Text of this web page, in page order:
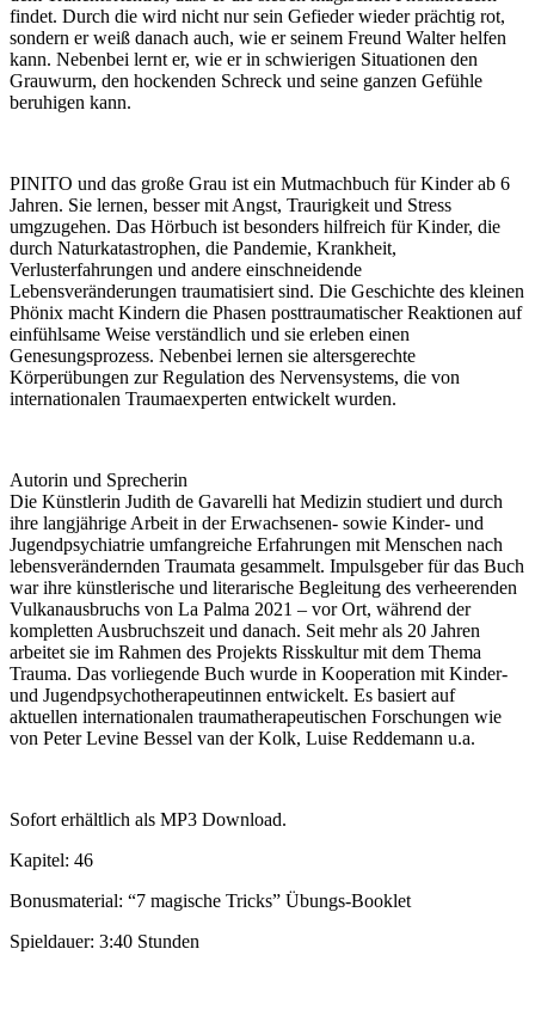
findet. Durch die wird nicht nur sein Gefieder wieder prächtig rot,
sondern er weiß danach auch, wie er seinem Freund Walter helfen
kann. Nebenbei lernt er, wie er in schwierigen Situationen den
Grauwurm, den hockenden Schreck und seine ganzen Gefühle
beruhigen kann.
PINITO und das große Grau ist ein Mutmachbuch für Kinder ab 6
Jahren. Sie lernen, besser mit Angst, Traurigkeit und Stress
umgzugehen. Das Hörbuch ist besonders hilfreich für Kinder, die
durch Naturkatastrophen, die Pandemie, Krankheit,
Verlusterfahrungen und andere einschneidende
Lebensveränderungen traumatisiert sind. Die Geschichte des kleinen
Phönix macht Kindern die Phasen posttraumatischer Reaktionen auf
einfühlsame Weise verständlich und sie erleben einen
Genesungsprozess. Nebenbei lernen sie altersgerechte
Körperübungen zur Regulation des Nervensystems, die von
internationalen Traumaexperten entwickelt wurden.
Autorin und Sprecherin
Die Künstlerin Judith de Gavarelli hat Medizin studiert und durch
ihre langjährige Arbeit in der Erwachsenen- sowie Kinder- und
Jugendpsychiatrie umfangreiche Erfahrungen mit Menschen nach
lebensverändernden Traumata gesammelt. Impulsgeber für das Buch
war ihre künstlerische und literarische Begleitung des verheerenden
Vulkanausbruchs von La Palma 2021 – vor Ort, während der
kompletten Ausbruchszeit und danach. Seit mehr als 20 Jahren
arbeitet sie im Rahmen des Projekts Risskultur mit dem Thema
Trauma. Das vorliegende Buch wurde in Kooperation mit Kinder-
und Jugendpsychotherapeutinnen entwickelt. Es basiert auf
aktuellen internationalen traumatherapeutischen Forschungen wie
von Peter Levine Bessel van der Kolk, Luise Reddemann u.a.
Sofort erhältlich als MP3 Download.
Kapitel: 46
Bonusmaterial: “7 magische Tricks” Übungs-Booklet
Spieldauer: 3:40 Stunden